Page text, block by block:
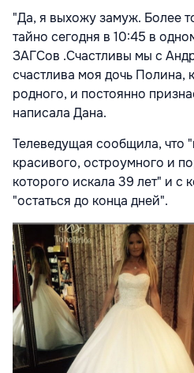
"Да, я выхожу замуж. Более
тайно сегодня в 10:45 в
ЗАГСов .Счастливы мы с
счастлива моя дочь Полина,
родного, и постоянно
написала Дана.
Телеведущая сообщила, что
красивого, остроумного и
которого искала 39 лет" и с
"остаться до конца дней".